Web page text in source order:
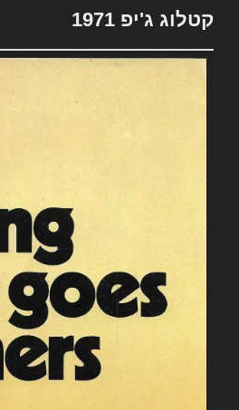
קטלוג ג'יפ 1971